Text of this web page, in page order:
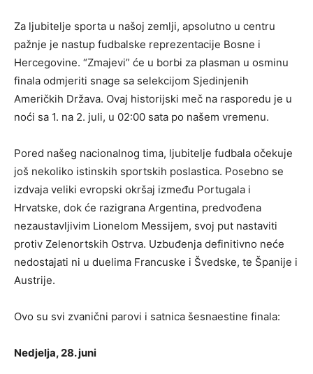
Za ljubitelje sporta u našoj zemlji, apsolutno u centru
pažnje je nastup fudbalske reprezentacije Bosne i
Hercegovine. “Zmajevi” će u borbi za plasman u osminu
finala odmjeriti snage sa selekcijom Sjedinjenih
Američkih Država. Ovaj historijski meč na rasporedu je u
noći sa 1. na 2. juli, u 02:00 sata po našem vremenu.
Pored našeg nacionalnog tima, ljubitelje fudbala očekuje
još nekoliko istinskih sportskih poslastica. Posebno se
izdvaja veliki evropski okršaj između Portugala i
Hrvatske, dok će razigrana Argentina, predvođena
nezaustavljivim Lionelom Messijem, svoj put nastaviti
protiv Zelenortskih Ostrva. Uzbuđenja definitivno neće
nedostajati ni u duelima Francuske i Švedske, te Španije i
Austrije.
Ovo su svi zvanični parovi i satnica šesnaestine finala:
Nedjelja, 28. juni